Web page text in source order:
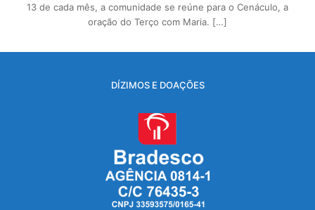
13 de cada mês, a comunidade se reúne para o Cenáculo, a
oração do Terço com Maria. […]
DÍZIMOS E DOAÇÕES